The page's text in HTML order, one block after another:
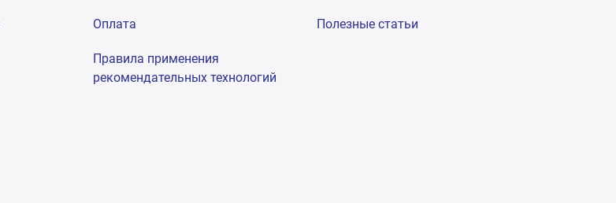
Оплата
Правила применения
рекомендательных технологий
Полезные статьи